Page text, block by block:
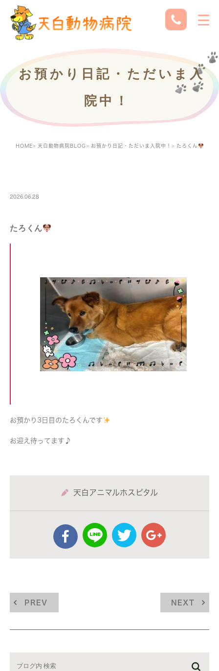
お預かり日記・ただいま入
院中！
HOME 天白動物病院BLOG お預かり日記・ただいま入院中！ たろくん
2026.06.28
たろくん
お預かり3日目のたろくんです
お迎え待ってます♪
天白アニマルホスピタル
PREV NEXT